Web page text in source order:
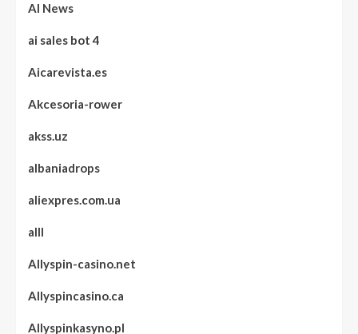
AI News
ai sales bot 4
Aicarevista.es
Akcesoria-rower
akss.uz
albaniadrops
aliexpres.com.ua
alll
Allyspin-casino.net
Allyspincasino.ca
Allyspinkasyno.pl